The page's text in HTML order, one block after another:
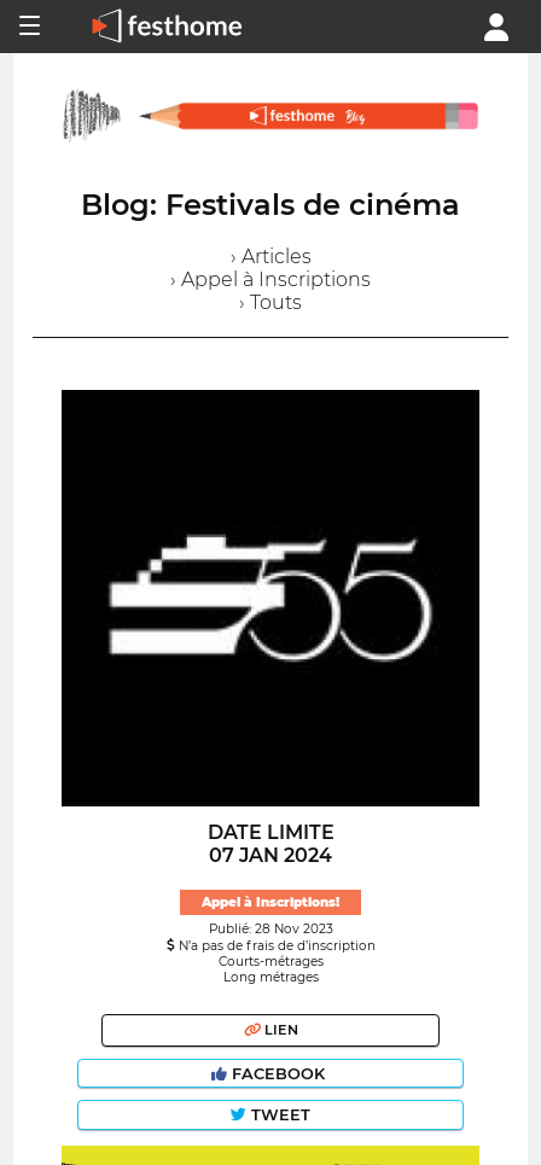
Blog: Festivals de cinéma
› Articles
› Appel à Inscriptions
› Touts
DATE LIMITE
07 JAN 2024
Appel à Inscriptions!
Publié: 28 Nov 2023
N’a pas de frais de d’inscription
Courts-métrages
Long métrages
LIEN
FACEBOOK
TWEET